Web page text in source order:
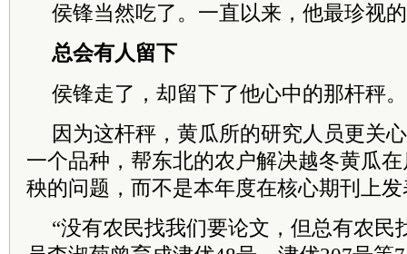
侯锋当然吃了。一直以来，他最珍视
总会有人留下
侯锋走了，却留下了他心中的那杆秤。
因为这杆秤，黄瓜所的研究人员更关
一个品种，帮东北的农户解决越冬黄瓜
秧的问题，而不是本年度在核心期刊上
“没有农民找我们要论文，但总有农民